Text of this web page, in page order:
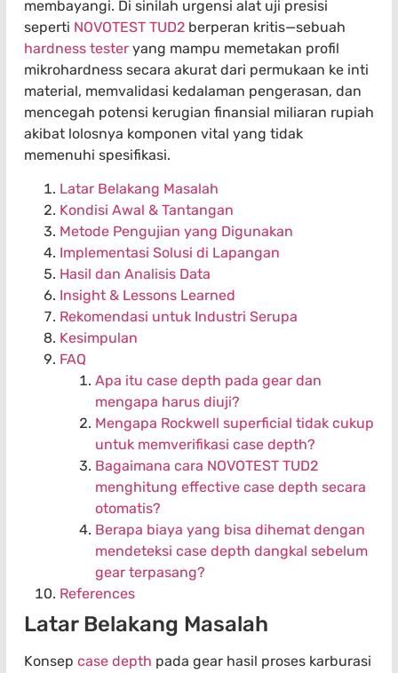
membayangi. Di sinilah urgensi alat uji presisi
seperti NOVOTEST TUD2 berperan kritis—sebuah
hardness tester yang mampu memetakan profil
mikrohardness secara akurat dari permukaan ke inti
material, memvalidasi kedalaman pengerasan, dan
mencegah potensi kerugian finansial miliaran rupiah
akibat lolosnya komponen vital yang tidak
memenuhi spesifikasi.
Latar Belakang Masalah
Kondisi Awal & Tantangan
Metode Pengujian yang Digunakan
Implementasi Solusi di Lapangan
Hasil dan Analisis Data
Insight & Lessons Learned
Rekomendasi untuk Industri Serupa
Kesimpulan
FAQ
Apa itu case depth pada gear dan
mengapa harus diuji?
Mengapa Rockwell superficial tidak cukup
untuk memverifikasi case depth?
Bagaimana cara NOVOTEST TUD2
menghitung effective case depth secara
otomatis?
Berapa biaya yang bisa dihemat dengan
mendeteksi case depth dangkal sebelum
gear terpasang?
References
Latar Belakang Masalah
Konsep case depth pada gear hasil proses karburasi